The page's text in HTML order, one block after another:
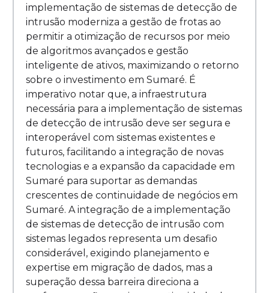
implementação de sistemas de detecção de
intrusão moderniza a gestão de frotas ao
permitir a otimização de recursos por meio
de algoritmos avançados e gestão
inteligente de ativos, maximizando o retorno
sobre o investimento em Sumaré. É
imperativo notar que, a infraestrutura
necessária para a implementação de sistemas
de detecção de intrusão deve ser segura e
interoperável com sistemas existentes e
futuros, facilitando a integração de novas
tecnologias e a expansão da capacidade em
Sumaré para suportar as demandas
crescentes de continuidade de negócios em
Sumaré. A integração de a implementação
de sistemas de detecção de intrusão com
sistemas legados representa um desafio
considerável, exigindo planejamento e
expertise em migração de dados, mas a
superação dessa barreira direciona a